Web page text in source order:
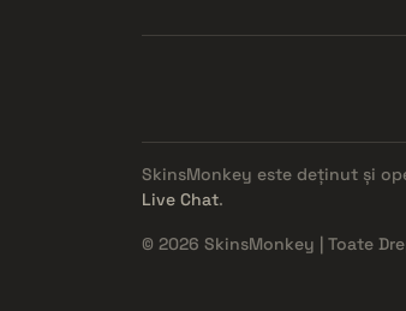
SkinsMonkey este deținut și
Live Chat.
© 2026 SkinsMonkey | Toate